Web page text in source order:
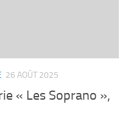
26 AOÛT 2025
« Les Soprano »,